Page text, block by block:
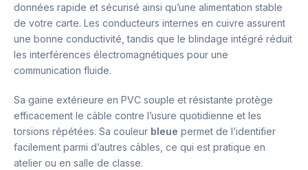
données rapide et sécurisé ainsi qu’une alimentation stable
de votre carte. Les conducteurs internes en cuivre assurent
une bonne conductivité, tandis que le blindage intégré réduit
les interférences électromagnétiques pour une
communication fluide.
Sa gaine extérieure en PVC souple et résistante protège
efficacement le câble contre l’usure quotidienne et les
torsions répétées. Sa couleur bleue permet de l’identifier
facilement parmi d’autres câbles, ce qui est pratique en
atelier ou en salle de classe.